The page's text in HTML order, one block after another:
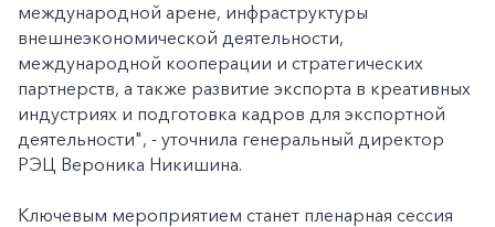
международной арене, инфраструктуры
внешнеэкономической деятельности,
международной кооперации и стратегических
партнерств, а также развитие экспорта в креативных
индустриях и подготовка кадров для экспортной
деятельности", - уточнила генеральный директор
РЭЦ Вероника Никишина.
Ключевым мероприятием станет пленарная сессия